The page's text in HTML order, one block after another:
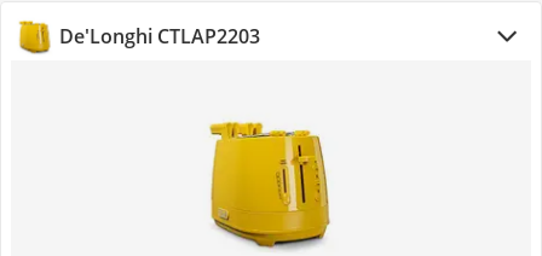
De'Longhi CTLAP2203